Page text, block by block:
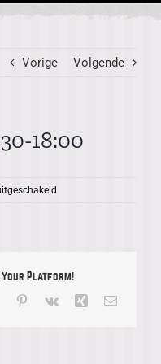
Vorige Volgende
18:00
17:30-
Your Platform!
Tumblr Pinterest
Vk Xing E-